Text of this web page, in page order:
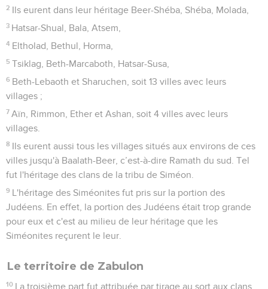
2 Ils eurent dans leur héritage Beer-Shéba, Shéba, Molada,
3 Hatsar-Shual, Bala, Atsem,
4 Eltholad, Bethul, Horma,
5 Tsiklag, Beth-Marcaboth, Hatsar-Susa,
6 Beth-Lebaoth et Sharuchen, soit 13 villes avec leurs
villages ;
7 Aïn, Rimmon, Ether et Ashan, soit 4 villes avec leurs
villages.
8 Ils eurent aussi tous les villages situés aux environs de ces
villes jusqu'à Baalath-Beer, c’est-à-dire Ramath du sud. Tel
fut l'héritage des clans de la tribu de Siméon.
9 L'héritage des Siméonites fut pris sur la portion des
Judéens. En effet, la portion des Judéens était trop grande
pour eux et c'est au milieu de leur héritage que les
Siméonites reçurent le leur.
Le territoire de Zabulon
10 La troisième part fut attribuée par tirage au sort aux clans